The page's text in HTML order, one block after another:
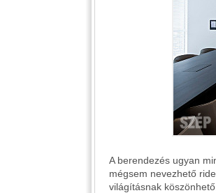
A berendezés ugyan
mégsem nevezhető
világításnak